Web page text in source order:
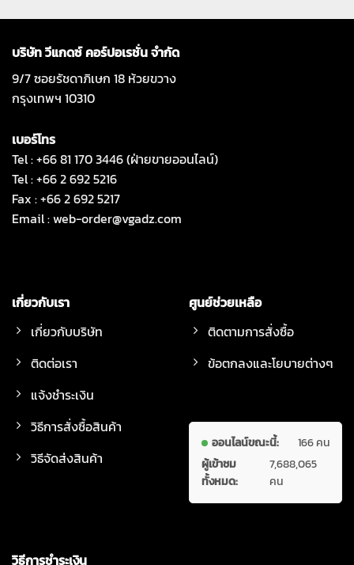
บริษัท วีแกดซ์ คอร์ปอเรชั่น จำกัด
9/7 ซอยรัชดาภิเษก 18 ห้วยขวาง
กรุงเทพฯ 10310
เบอร์โทร
Tel : +66 81 170 3446 (ฝ่ายขายออนไลน์)
Tel : +66 2 692 5216
Fax : +66 2 692 5217
Email :web-order@vgadz.com
เกี่ยวกับเรา
เกี่ยวกับบริษัท
ติดต่อเรา
แจ้งชำระเงิน
วิธีการสั่งซื้อสินค้า
วิธีจัดส่งสินค้า
ศูนย์ช่วยเหลือ
ติดตามการสั่งซื้อ
ข้อตกลงและโยบายต่างๆ
ออนไลน์ขณะนี้:
166 คน
ผู้เข้าชม
ทั้งหมด:
7,688,065
คน
วิธีการชำระเงิน